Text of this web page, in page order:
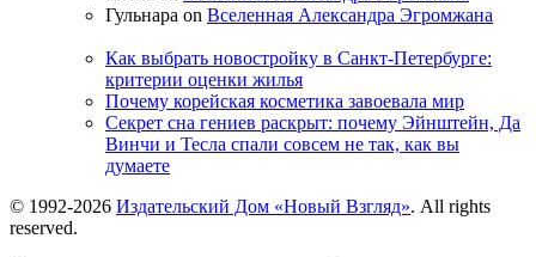
Гульнара on Вселенная Александра Эгромжана
Как выбрать новостройку в Санкт-Петербурге:
критерии оценки жилья
Почему корейская косметика завоевала мир
Секрет сна гениев раскрыт: почему Эйнштейн, Да
Винчи и Тесла спали совсем не так, как вы
думаете
© 1992-2026 Издательский Дом «Новый Взгляд». All rights
reserved.